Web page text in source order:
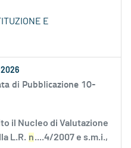
E
di Pubblicazione 10-
il Nucleo di Valutazione
L.R. n....4/2007 e s.m.i.,